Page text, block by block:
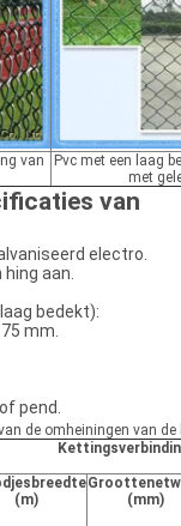
van
Pvc met een laag
met
van
electro.
hing aan.
bedekt):
mm.
pend.
de omheiningen van
(m)
(mm)